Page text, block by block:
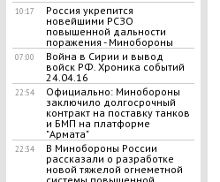
10:17
Россия укрепится
новейшими РСЗО
повышенной дальности
поражения - Минобороны
07:00
Война в Сирии и вывод
войск РФ. Хроника событий
24.04.16
22:54
Официально: Минобороны
заключило долгосрочный
контракт на поставку танков
и БМП на платформе
"Армата"
22:34
В Минобороны России
рассказали о разработке
новой тяжелой огнеметной